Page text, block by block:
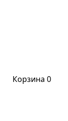
Корзина 0